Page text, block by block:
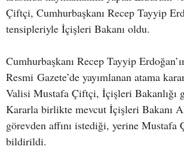
Çiftçi, Cumhurbaşkanı Recep Tayyip
tensipleriyle İçişleri Bakanı oldu.
Cumhurbaşkanı Recep Tayyip
Resmi Gazete’de yayımlanan atama
Valisi Mustafa Çiftçi, İçişleri Bakanlığı
Kararla birlikte mevcut İçişleri Bakanı
görevden affını istediği, yerine Mustafa
bildirildi.